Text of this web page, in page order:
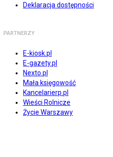
Deklaracja dostępności
PARTNERZY
E-kiosk.pl
E-gazety.pl
Nexto.pl
Mała księgowość
Kancelarierp.pl
Wieści Rolnicze
Życie Warszawy